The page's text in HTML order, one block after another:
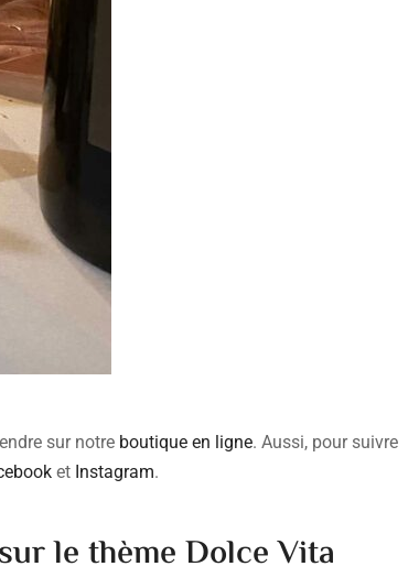
sur notre boutique en ligne. Aussi, pour suivre
et Instagram.
le thème Dolce Vita